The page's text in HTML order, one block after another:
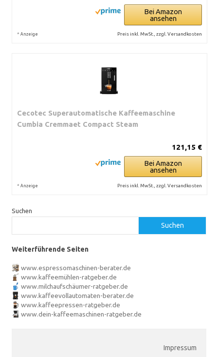
Bei Amazon
ansehen
* Anzeige Preis inkl. MwSt., zzgl. Versandkosten
Cecotec Superautomatische Kaffeemaschine
Cumbia Cremmaet Compact Steam
121,15 €
Bei Amazon
ansehen
* Anzeige Preis inkl. MwSt., zzgl. Versandkosten
Suchen
Suchen
Weiterführende Seiten
www.espressomaschinen-berater.de
www.kaffeemühlen-ratgeber.de
www.milchaufschäumer-ratgeber.de
www.kaffeevollautomaten-berater.de
www.kaffeepressen-ratgeber.de
www.dein-kaffeemaschinen-ratgeber.de
Impressum